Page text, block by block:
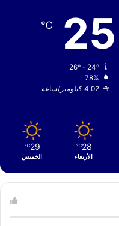
25
℃
78%
4.02 كيلومتر/ساعة
28
℃
الأربعاء
29
℃
الخميس